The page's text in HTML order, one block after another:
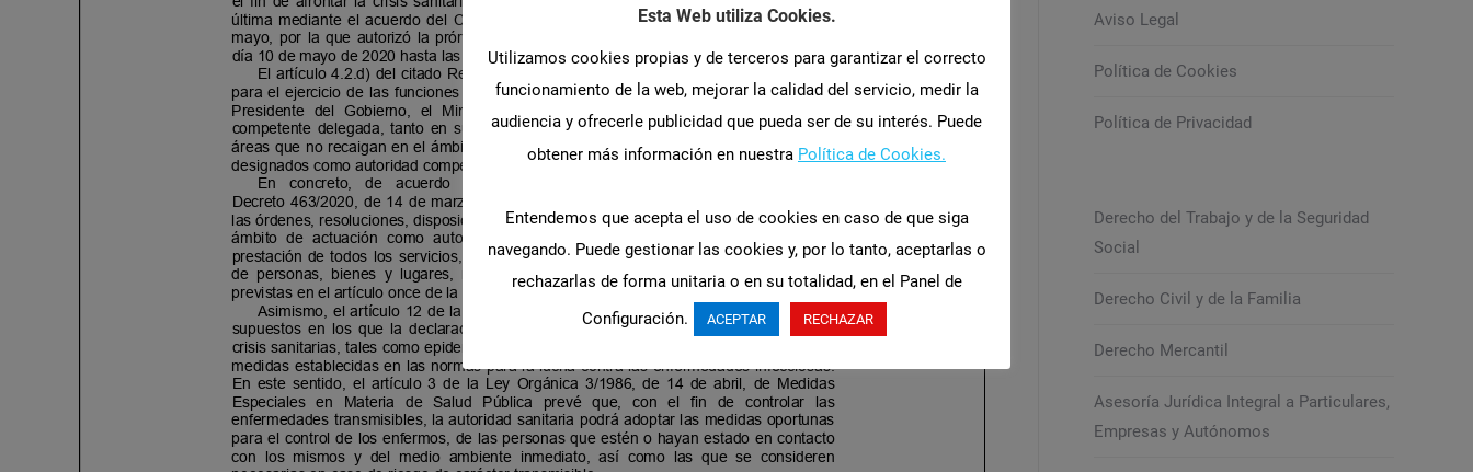
Aviso Legal
Política de Cookies
Política de Privacidad
Derecho del Trabajo y de la Seguridad
Social
Derecho Civil y de la Familia
Derecho Mercantil
Asesoría Jurídica Integral a Particulares,
Empresas y Autónomos
Esta Web utiliza Cookies.
Utilizamos cookies propias y de terceros para garantizar el correcto
funcionamiento de la web, mejorar la calidad del servicio, medir la
audiencia y ofrecerle publicidad que pueda ser de su interés. Puede
obtener más información en nuestra Política de Cookies.
Entendemos que acepta el uso de cookies en caso de que siga
navegando. Puede gestionar las cookies y, por lo tanto, aceptarlas o
rechazarlas de forma unitaria o en su totalidad, en el Panel de
Configuración.
ACEPTAR RECHAZAR